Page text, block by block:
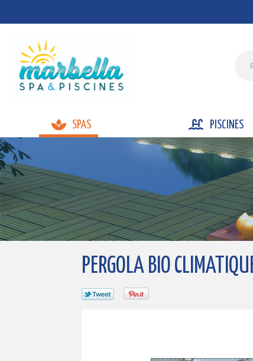
SPAS PISCINES
PERGOLA BIO